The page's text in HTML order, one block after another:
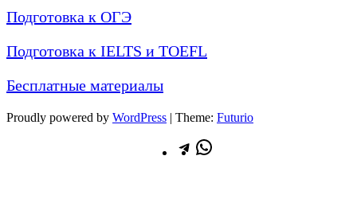
Подготовка к ОГЭ
Подготовка к IELTS и TOEFL
Бесплатные материалы
Proudly powered by WordPress | Theme: Futurio
Telegram